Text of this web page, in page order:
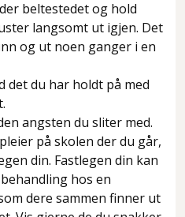
beltestedet og hold
langsomt ut igjen. Det
og ut noen ganger i en
det du har holdt på med
angsten du sliter med.
på skolen der du går,
din. Fastlegen din kan
hos en
dere sammen finner ut